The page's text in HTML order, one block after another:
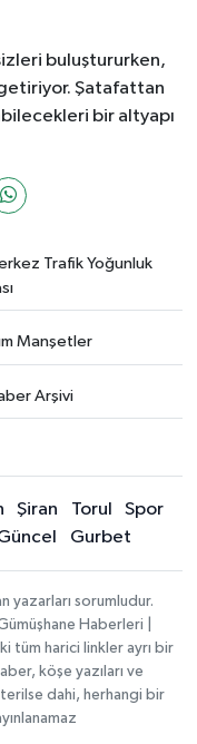
buluştururken,
Şatafattan
bir altyapı
Trafik Yoğunluk
Manşetler
Arşivi
Şiran Torul
Spor
Gurbet
yazarları sorumludur.
Haberleri |
tüm harici linkler ayrı bir
köşe yazıları ve
dahi, herhangi bir